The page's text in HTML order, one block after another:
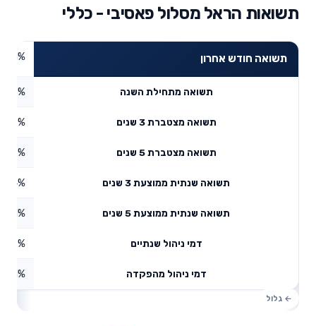
תשואות הראל מסלול פאסיבי - כללי
תשואה חודש אחרון 1.61%
תשואה מתחילת השנה
תשואה מצטברת 3 שנים
תשואה מצטברת 5 שנים
תשואה שנתית ממוצעת 3 שנים
תשואה שנתית ממוצעת 5 שנים
דמי ניהול שנתיים
דמי ניהול מהפקדה